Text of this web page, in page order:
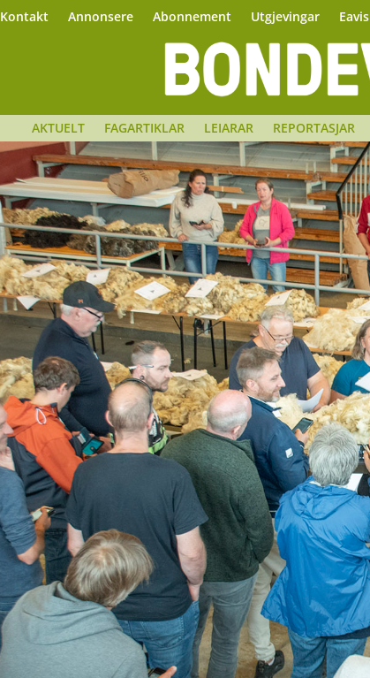
Kontakt Annonsere Abonnement Utgjevingar Eavis
AKTUELT FAGARTIKLAR LEIARAR REPORTASJAR